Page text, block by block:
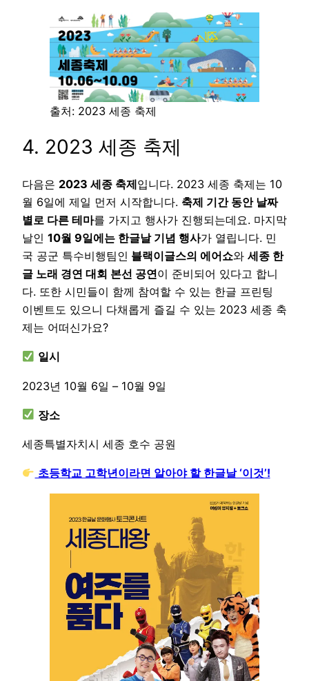
출처: 2023 세종 축제
4. 2023 세종 축제
다음은 2023 세종 축제입니다. 2023 세종 축제는 10
월 6일에 제일 먼저 시작합니다. 축제 기간 동안 날짜
별로 다른 테마를 가지고 행사가 진행되는데요. 마지막
날인 10월 9일에는 한글날 기념 행사가 열립니다. 민
국 공군 특수비행팀인 블랙이글스의 에어쇼와 세종 한
글 노래 경연 대회 본선 공연이 준비되어 있다고 합니
다. 또한 시민들이 함께 참여할 수 있는 한글 프린팅
이벤트도 있으니 다채롭게 즐길 수 있는 2023 세종 축
제는 어떠신가요?
일시
2023년 10월 6일 – 10월 9일
장소
세종특별자치시 세종 호수 공원
초등학교 고학년이라면 알아야 할 한글날 ‘이것’!